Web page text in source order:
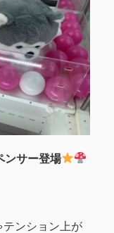
ンサー登場
ンション上が